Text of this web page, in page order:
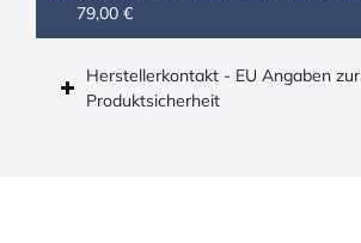
79,00 €
Herstellerkontakt - EU Angaben zur
Produktsicherheit